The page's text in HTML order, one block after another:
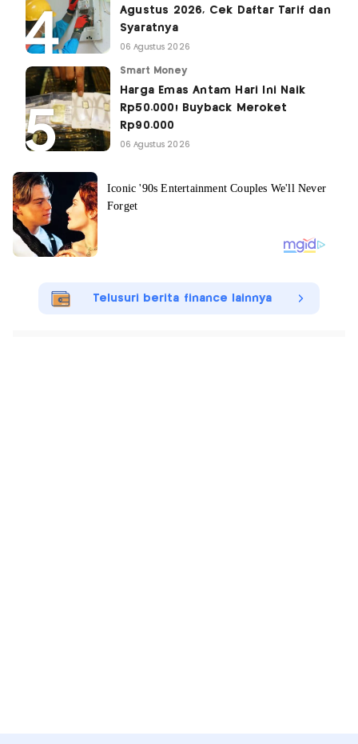
Agustus 2026, Cek Daftar Tarif dan
Syaratnya
06 Agustus 2026
Smart Money
Harga Emas Antam Hari Ini Naik
Rp50.000! Buyback Meroket
Rp90.000
06 Agustus 2026
Telusuri berita finance lainnya